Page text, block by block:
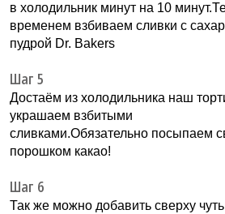
в холодильник минут на 10
временем взбиваем сливки с
пудрой Dr. Bakers
Шаг 5
Достаём из холодильника наш
украшаем взбитыми
сливками.Обязательно посыпаем
порошком какао!
Шаг 6
Так же можно добавить сверху чуть